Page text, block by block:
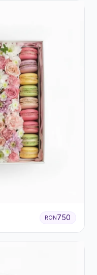
RON750